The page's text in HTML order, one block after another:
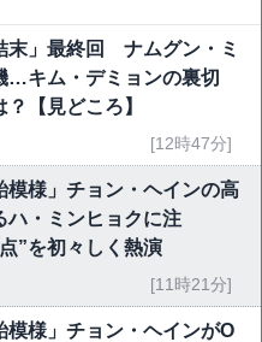
末」最終回 ナムグン・ミ
…キム・デミョンの裏切
【見どころ】
[12時47分]
模様」チョン・ヘインの高
ハ・ミンヒョクに注
”を初々しく熱演
[11時21分]
模様」チョン・ヘインがO